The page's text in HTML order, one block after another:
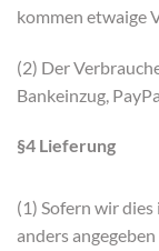
kommen etwaige
(2) Der
Bankeinzug,
§4 Lieferung
(1) Sofern wir
anders